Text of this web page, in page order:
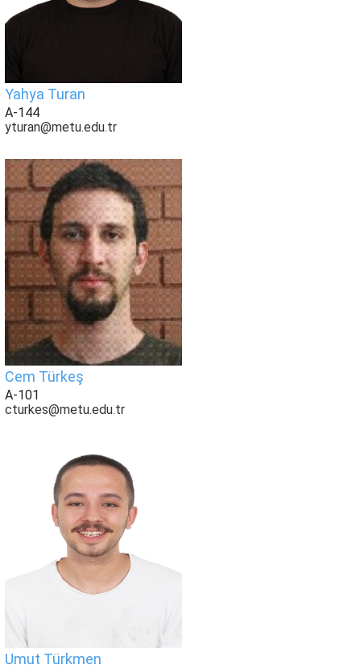
Yahya Turan
A-144
yturan@metu.edu.tr
Cem Türkeş
A-101
cturkes@metu.edu.tr
Umut Türkmen